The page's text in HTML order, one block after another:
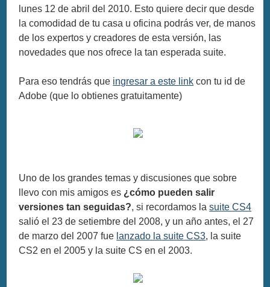
lunes 12 de abril del 2010. Esto quiere decir que desde
la comodidad de tu casa u oficina podrás ver, de manos
de los expertos y creadores de esta versión, las
novedades que nos ofrece la tan esperada suite.
Para eso tendrás que ingresar a este link con tu id de
Adobe (que lo obtienes gratuitamente)
Uno de los grandes temas y discusiones que sobre
llevo con mis amigos es ¿cómo pueden salir
versiones tan seguidas?, si recordamos lasuite CS4
salió el 23 de setiembre del 2008, y un año antes, el 27
de marzo del 2007 fue lanzado la suite CS3, la suite
CS2 en el 2005 y la suite CS en el 2003.